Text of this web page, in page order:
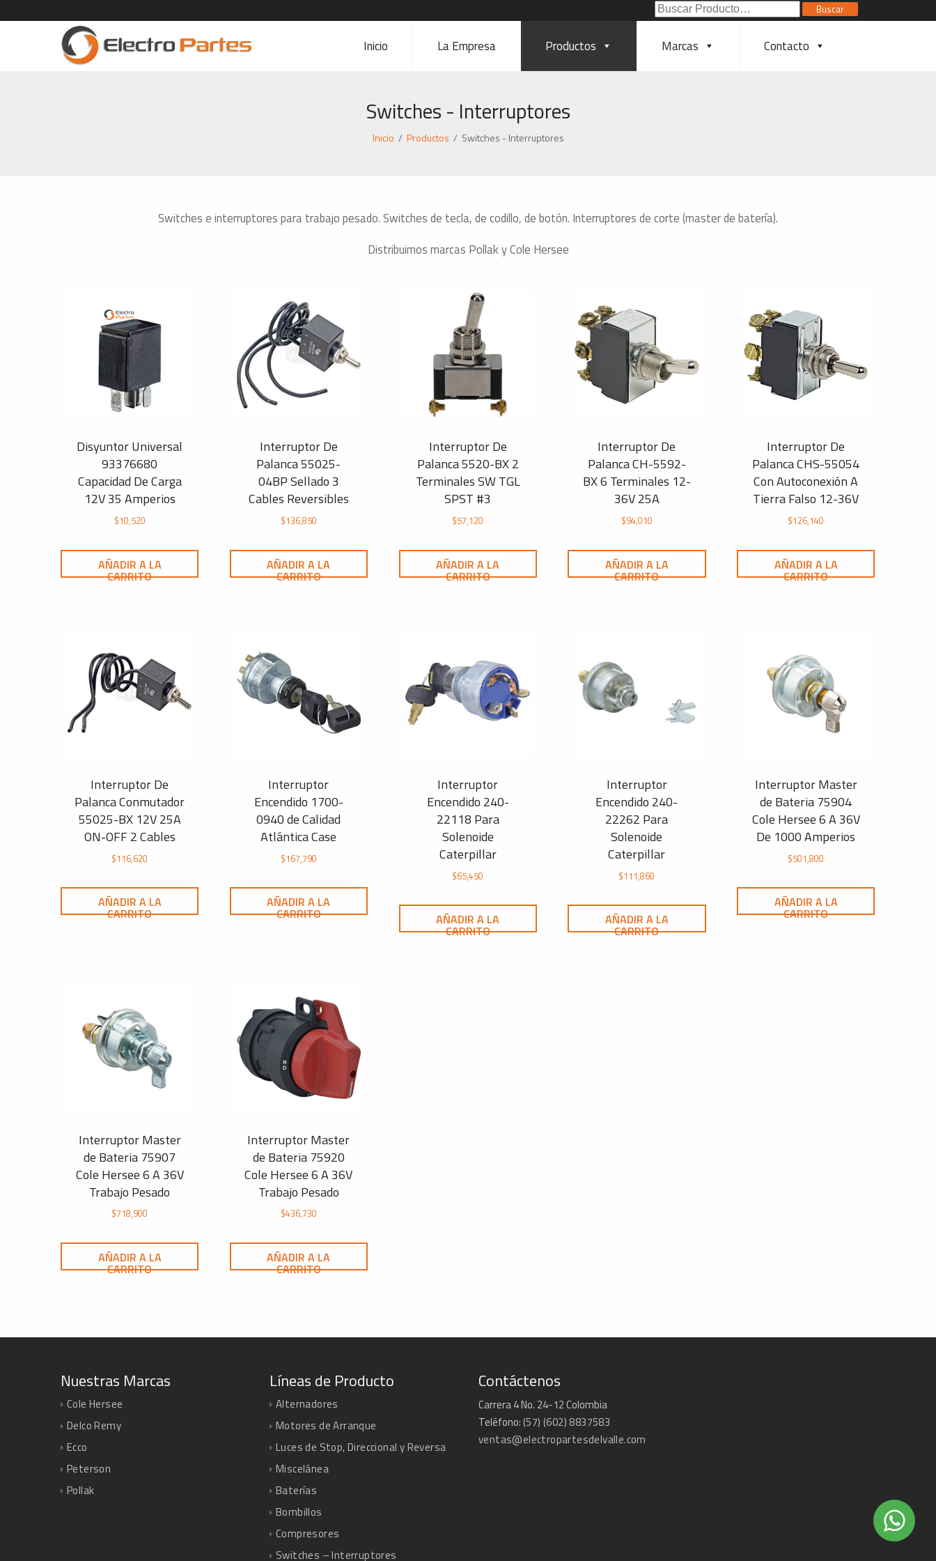
Buscar
Poducto:
Buscar
Inicio La Empresa Productos Marcas Contacto
Switches - Interruptores
Inicio / Productos / Switches - Interruptores
Switches e interruptores para trabajo pesado. Switches de tecla, de codillo, de botón. Interruptores de corte (master de batería).
Distribuimos marcas Pollak y Cole Hersee
Disyuntor Universal
93376680
Capacidad De Carga
12V 35 Amperios
$10,520
AÑADIR A LA
CARRITO
Interruptor De
Palanca 55025-
04BP Sellado 3
Cables Reversibles
$136,850
AÑADIR A LA
CARRITO
Interruptor De
Palanca 5520-BX 2
Terminales SW TGL
SPST #3
$57,120
AÑADIR A LA
CARRITO
Interruptor De
Palanca CH-5592-
BX 6 Terminales 12-
36V 25A
$94,010
AÑADIR A LA
CARRITO
Interruptor De
Palanca CHS-55054
Con Autoconexión A
Tierra Falso 12-36V
$126,140
AÑADIR A LA
CARRITO
Interruptor De
Palanca Conmutador
55025-BX 12V 25A
ON-OFF 2 Cables
$116,620
AÑADIR A LA
CARRITO
Interruptor
Encendido 1700-
0940 de Calidad
Atlántica Case
$167,790
AÑADIR A LA
CARRITO
Interruptor
Encendido 240-
22118 Para
Solenoide
Caterpillar
$65,450
AÑADIR A LA
CARRITO
Interruptor
Encendido 240-
22262 Para
Solenoide
Caterpillar
$111,860
AÑADIR A LA
CARRITO
Interruptor Master
de Bateria 75904
Cole Hersee 6 A 36V
De 1000 Amperios
$501,800
AÑADIR A LA
CARRITO
Interruptor Master
de Bateria 75907
Cole Hersee 6 A 36V
Trabajo Pesado
$718,900
AÑADIR A LA
CARRITO
Interruptor Master
de Bateria 75920
Cole Hersee 6 A 36V
Trabajo Pesado
$436,730
AÑADIR A LA
CARRITO
Nuestras Marcas
Cole Hersee
Delco Remy
Ecco
Peterson
Pollak
Líneas de Producto
Alternadores
Motores de Arranque
Luces de Stop, Direccional y Reversa
Miscelánea
Baterías
Bombillos
Compresores
Switches – Interruptores
Contáctenos
Carrera 4 No. 24-12 Colombia
Teléfono:(57) (602) 8837583
ventas@electropartesdelvalle.com